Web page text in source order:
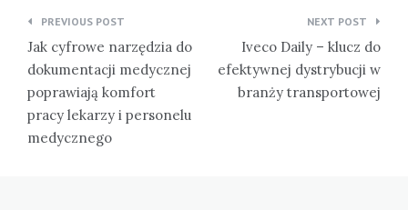
Nawigacja
wpisu
PREVIOUS POST
Jak cyfrowe narzędzia do
dokumentacji medycznej
poprawiają komfort
pracy lekarzy i personelu
medycznego
NEXT POST
Iveco Daily – klucz do
efektywnej dystrybucji w
branży transportowej